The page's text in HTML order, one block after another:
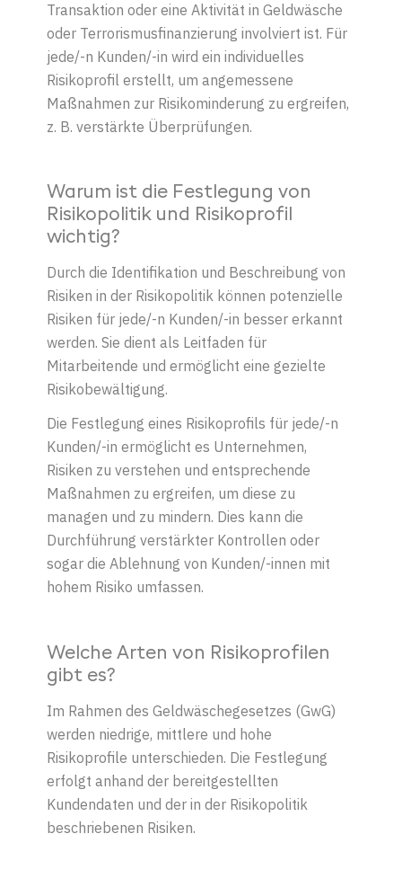
Transaktion oder eine Aktivität in Geldwäsche
oder Terrorismusfinanzierung involviert ist. Für
jede/-n Kunden/-in wird ein individuelles
Risikoprofil erstellt, um angemessene
Maßnahmen zur Risikominderung zu ergreifen,
z. B. verstärkte Überprüfungen.
Warum ist die Festlegung von
Risikopolitik und Risikoprofil
wichtig?
Durch die Identifikation und Beschreibung von
Risiken in der Risikopolitik können potenzielle
Risiken für jede/-n Kunden/-in besser erkannt
werden. Sie dient als Leitfaden für
Mitarbeitende und ermöglicht eine gezielte
Risikobewältigung.
Die Festlegung eines Risikoprofils für jede/-n
Kunden/-in ermöglicht es Unternehmen,
Risiken zu verstehen und entsprechende
Maßnahmen zu ergreifen, um diese zu
managen und zu mindern. Dies kann die
Durchführung verstärkter Kontrollen oder
sogar die Ablehnung von Kunden/-innen mit
hohem Risiko umfassen.
Welche Arten von Risikoprofilen
gibt es?
Im Rahmen des Geldwäschegesetzes (GwG)
werden niedrige, mittlere und hohe
Risikoprofile unterschieden. Die Festlegung
erfolgt anhand der bereitgestellten
Kundendaten und der in der Risikopolitik
beschriebenen Risiken.